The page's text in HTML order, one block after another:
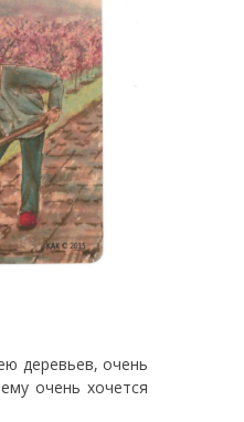
деревьев, очень
очень хочется